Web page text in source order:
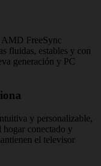
FreeSync
fluidas, estables y con
generación y PC
y personalizable,
conectado y
el televisor